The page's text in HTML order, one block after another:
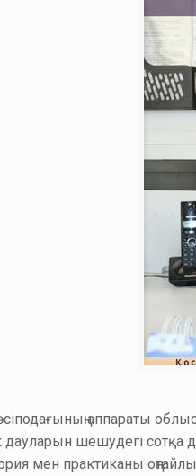
аппараты
шешудегі сотқа
мен практиканы